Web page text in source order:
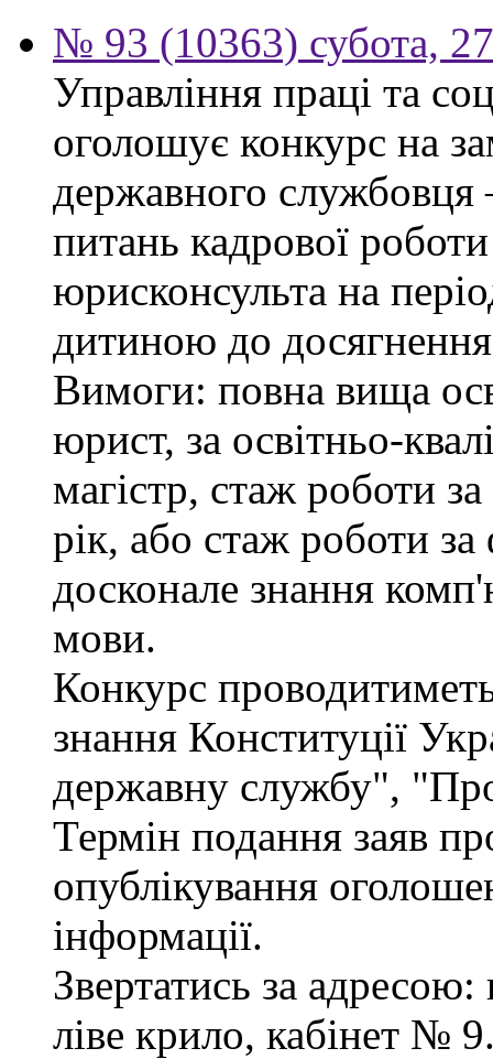
№ 93 (10363) субота,
Управління праці та
оголошує конкурс на
державного службовця
питань кадрової
юрисконсульта на
дитиною до
Вимоги: повна вища
юрист, за освітньо-
магістр, стаж роботи
рік, або стаж роботи
досконале знання
мови.
Конкурс
знання Конституції
державну службу",
Термін подання заяв
опублікування
інформації.
Звертатись за
ліве крило, кабінет №